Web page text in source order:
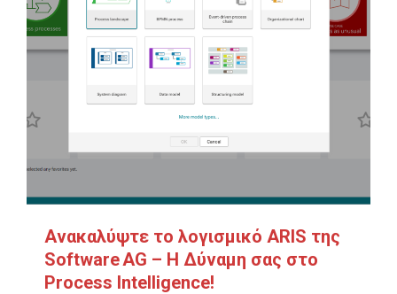
Ανακαλύψτε το λογισμικό ARIS της
Software AG – Η Δύναμη σας στο
Process Intelligence!